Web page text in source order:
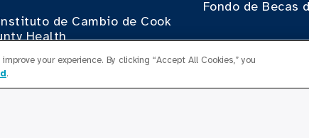
de Cambio de Cook
Health
Fondo de Becas
Contáctenos
your experience. By clicking “Accept All Cookies,” you
.